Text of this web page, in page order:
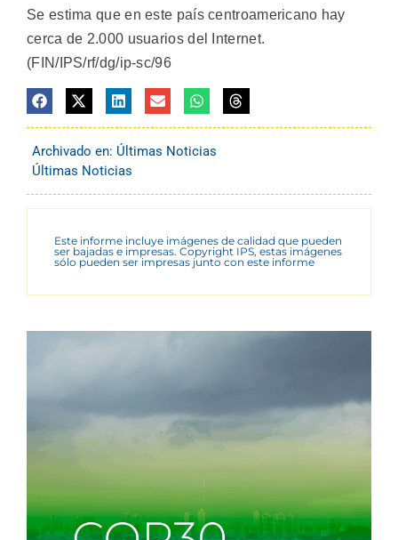
Se estima que en este país centroamericano hay
cerca de 2.000 usuarios del Internet.
(FIN/IPS/rf/dg/ip-sc/96
Archivado en: Últimas Noticias
Últimas Noticias
Este informe incluye imágenes de calidad que pueden
ser bajadas e impresas. Copyright IPS, estas imágenes
sólo pueden ser impresas junto con este informe